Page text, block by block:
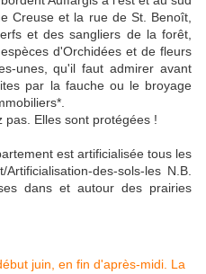
Creuse et la rue de St. Benoît,
et des sangliers de la forêt,
d'Orchidées et de fleurs
unes, qu'il faut admirer avant
par la fauche ou le broyage
pas. Elles sont protégées !
est artificialisée tous les
des-sols-les N.B.
dans et autour des prairies